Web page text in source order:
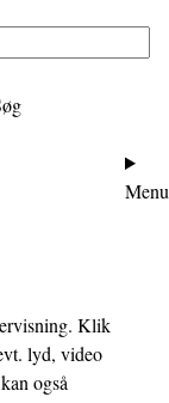
Klik
lyd, video
også
Menu